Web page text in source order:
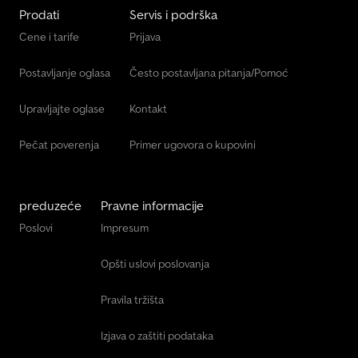
Prodati
Cene i tarife
Postavljanje oglasa
Upravljajte oglase
Pečat poverenja
Servis i podrška
Prijava
Često postavljana pitanja/Pomoć
Kontakt
Primer ugovora o kupovini
preduzeće
Poslovi
Pravne informacije
Impresum
Opšti uslovi poslovanja
Pravila tržišta
Izjava o zaštiti podataka